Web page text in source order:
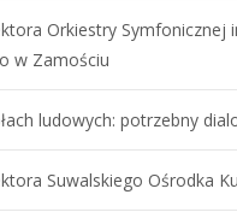
Orkiestry Symfonicznej
w Zamościu
ludowych: potrzebny
Suwalskiego Ośrodka